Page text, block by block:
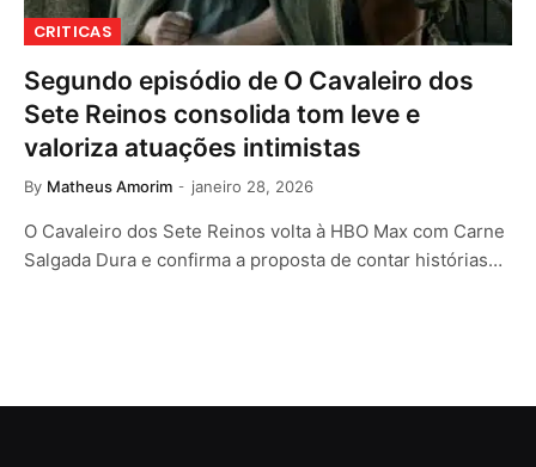
CRITICAS
Segundo episódio de O Cavaleiro dos
Sete Reinos consolida tom leve e
valoriza atuações intimistas
By Matheus Amorim janeiro 28, 2026
O Cavaleiro dos Sete Reinos volta à HBO Max com Carne
Salgada Dura e confirma a proposta de contar histórias…